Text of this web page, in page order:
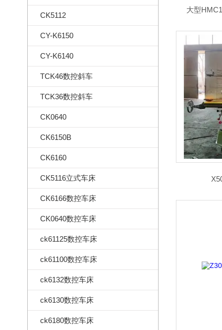
CK5112
CY-K6150
CY-K6140
TCK46数控斜车
TCK36数控斜车
CK0640
CK6150B
CK6160
CK5116立式车床
CK6166数控车床
CK0640数控车床
ck61125数控车床
ck61100数控车床
ck6132数控车床
ck6130数控车床
ck6180数控车床
大型